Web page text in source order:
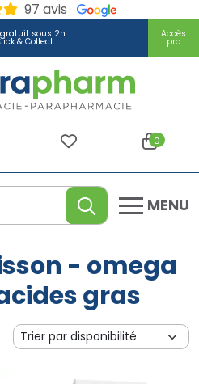
97 avis
sous 2h
& Collect
Accès
pro
Extrapharm Votre
0
MENU
- omega
gras